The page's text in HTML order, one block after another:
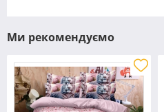
Ми рекомендуємо